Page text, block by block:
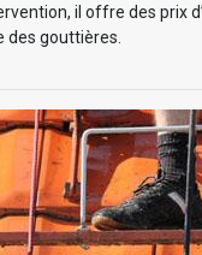
il offre des prix
des gouttières.